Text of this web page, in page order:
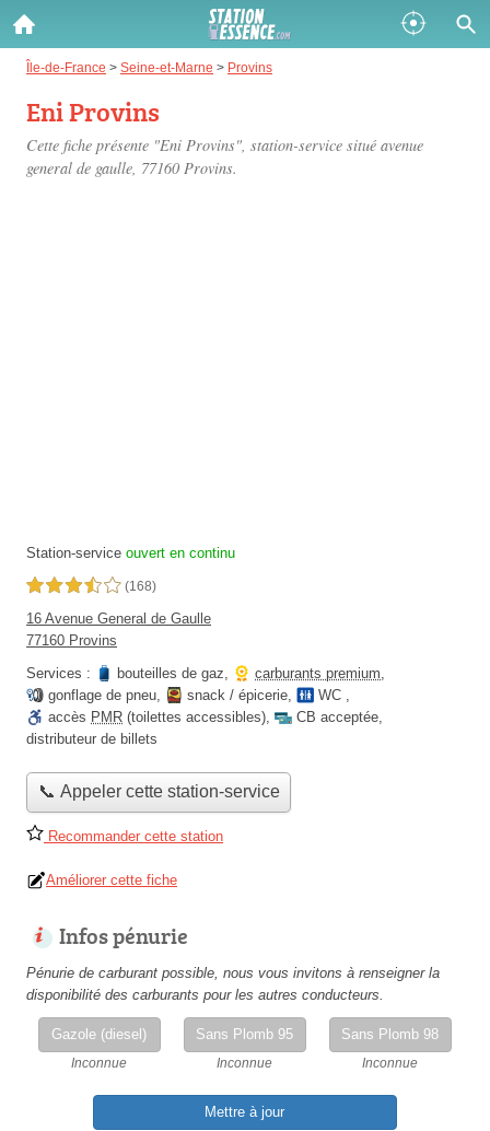
Île-de-France > Seine-et-Marne > Provins
Eni Provins
Cette fiche présente "Eni Provins", station-service situé avenue
general de gaulle, 77160 Provins.
Station-service ouvert en continu
3,5 étoiles sur 5 (168)
16 Avenue General de Gaulle
77160 Provins
Services :
bouteilles de gaz, carburants premium,
gonflage de pneu, snack / épicerie, WC ,
accès PMR (toilettes accessibles), CB acceptée,
distributeur de billets
📞 Appeler cette station-service
Recommander cette station
Améliorer cette fiche
Infos pénurie
Pénurie de carburant possible, nous vous invitons à renseigner la
disponibilité des carburants pour les autres conducteurs.
Gazole (diesel)
Inconnue
Sans Plomb 95
Inconnue
Sans Plomb 98
Inconnue
Mettre à jour
Gazole :
Disponible
SP 98 :